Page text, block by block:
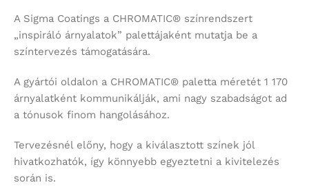
A Sigma Coatings a CHROMATIC® színrendszert
„inspiráló árnyalatok” palettájaként mutatja be a
színtervezés támogatására.
A gyártói oldalon a CHROMATIC® paletta méretét 1 170
árnyalatként kommunikálják, ami nagy szabadságot ad
a tónusok finom hangolásához.
Tervezésnél előny, hogy a kiválasztott színek jól
hivatkozhatók, így könnyebb egyeztetni a kivitelezés
során is.